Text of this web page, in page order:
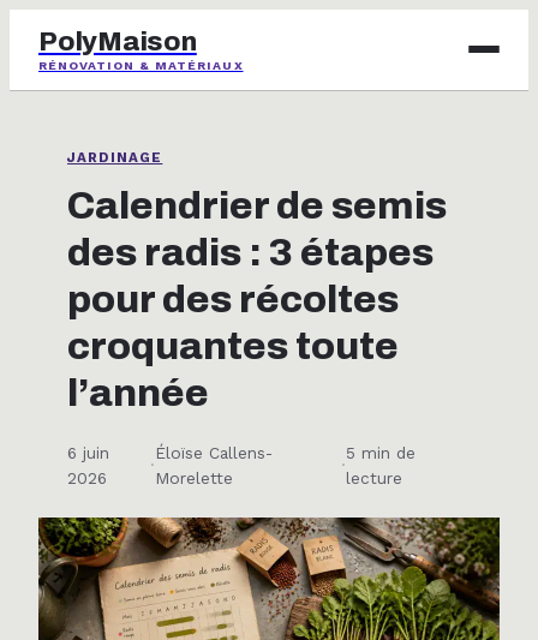
PolyMaison
RÉNOVATION & MATÉRIAUX
IMMOBILIER
JARDINAGE
MAISON & DÉCO
JARDINAGE
Calendrier de semis
des radis : 3 étapes
pour des récoltes
croquantes toute
l’année
6 juin
2026
·
Éloïse Callens-
Morelette
·
5 min de
lecture